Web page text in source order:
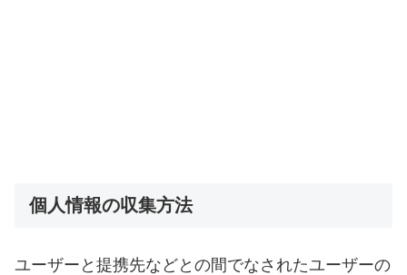
個人情報の収集方法
ユーザーと提携先などとの間でなされたユーザーの